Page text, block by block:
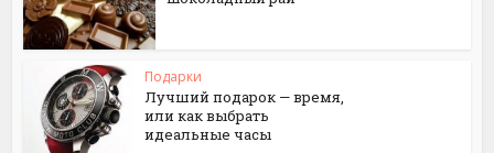
Подарки
Лучший подарок — время,
или как выбрать
идеальные часы